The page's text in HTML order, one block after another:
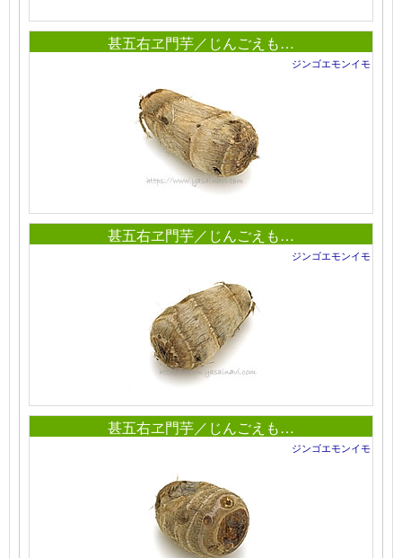
甚五右ヱ門芋／じんごえも…
ジンゴエモンイモ
甚五右ヱ門芋／じんごえも…
ジンゴエモンイモ
甚五右ヱ門芋／じんごえも…
ジンゴエモンイモ